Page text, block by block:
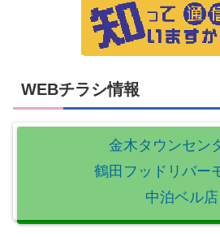
WEBチラシ情報
金木タウンセン
鶴田フッドリバー
中泊ベル店